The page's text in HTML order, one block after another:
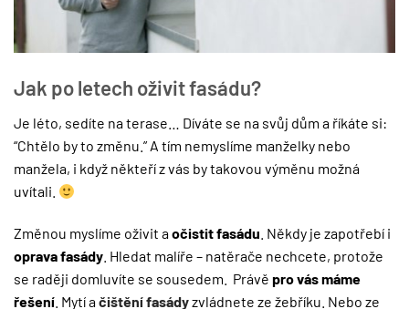
Jak po letech oživit fasádu?
Je léto, sedíte na terase… Díváte se na svůj dům a říkáte si:
“Chtělo by to změnu.” A tím nemyslíme manželky nebo
manžela, i když někteří z vás by takovou výměnu možná
uvítali.
Změnou myslíme oživit aočistit fasádu . Někdy je zapotřebí i
oprava fasády . Hledat malíře – natěrače nechcete, protože
se raději domluvíte se sousedem. Právě pro vás máme
řešení . Mytí ačištění fasádyzvládnete ze žebříku. Nebo ze